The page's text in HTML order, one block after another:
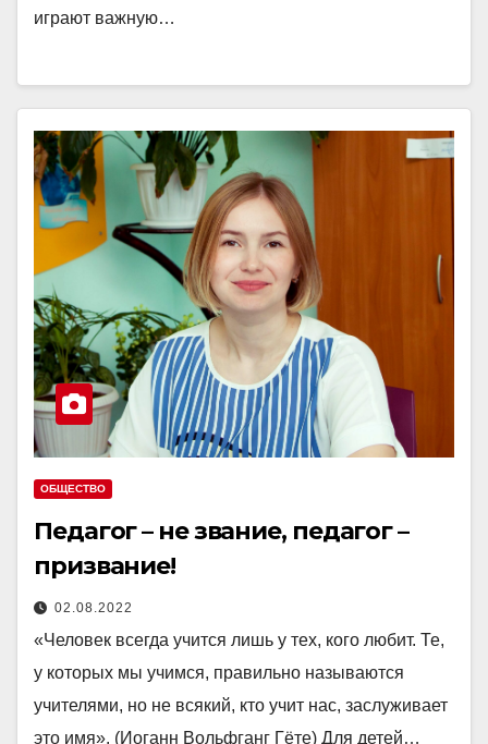
играют важную…
ОБЩЕСТВО
Педагог – не звание, педагог –
призвание!
02.08.2022
«Человек всегда учится лишь у тех, кого любит. Те,
у которых мы учимся, правильно называются
учителями, но не всякий, кто учит нас, заслуживает
это имя». (Иоганн Вольфганг Гёте) Для детей…